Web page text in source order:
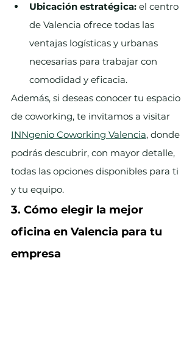
Ubicación estratégica: el centro
de Valencia ofrece todas las
ventajas logísticas y urbanas
necesarias para trabajar con
comodidad y eficacia.
Además, si deseas conocer tu espacio
de coworking, te invitamos a visitar
INNgenio Coworking Valencia, donde
podrás descubrir, con mayor detalle,
todas las opciones disponibles para ti
y tu equipo.
3. Cómo elegir la mejor
oficina en Valencia para tu
empresa